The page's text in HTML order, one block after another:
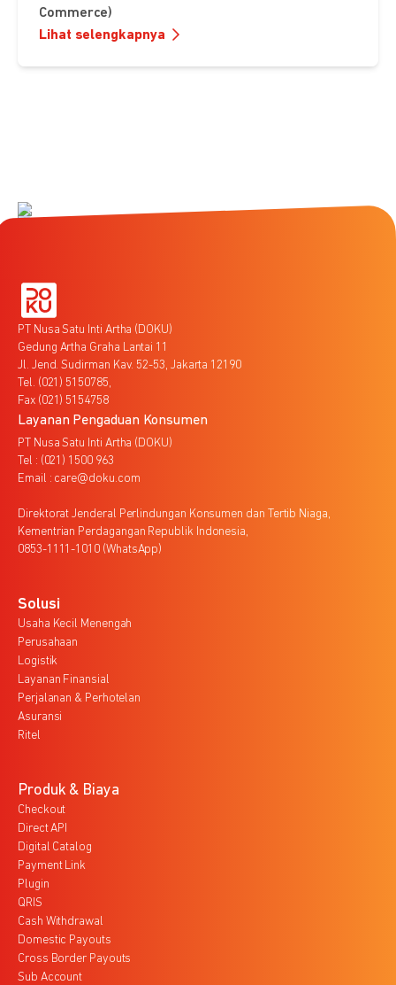
Commerce)
Lihat selengkapnya
PT Nusa Satu Inti Artha (DOKU)
Gedung Artha Graha Lantai 11
Jl. Jend. Sudirman Kav. 52-53, Jakarta 12190
Tel. (021) 5150785,
Fax (021) 5154758
Layanan Pengaduan Konsumen
PT Nusa Satu Inti Artha (DOKU)
Tel : (021) 1500 963
Email : care@doku.com
Direktorat Jenderal Perlindungan Konsumen dan Tertib Niaga,
Kementrian Perdagangan Republik Indonesia,
0853-1111-1010 (WhatsApp)
Solusi
Usaha Kecil Menengah
Perusahaan
Logistik
Layanan Finansial
Perjalanan & Perhotelan
Asuransi
Ritel
Produk & Biaya
Checkout
Direct API
Digital Catalog
Payment Link
Plugin
QRIS
Cash Withdrawal
Domestic Payouts
Cross Border Payouts
Sub Account